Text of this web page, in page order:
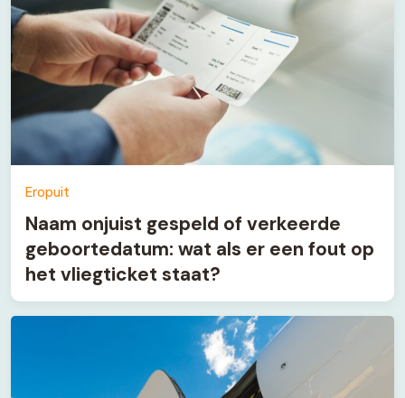
Eropuit
Naam onjuist gespeld of verkeerde
geboortedatum: wat als er een fout op
het vliegticket staat?